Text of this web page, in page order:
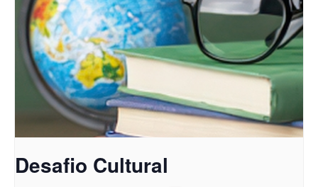
Desafio Cultural